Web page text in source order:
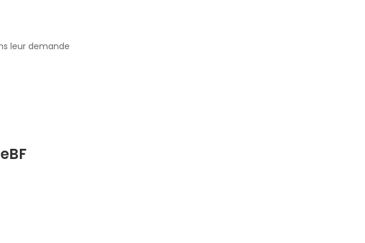
leur demande